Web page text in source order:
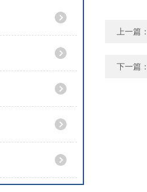
上一篇
下一篇